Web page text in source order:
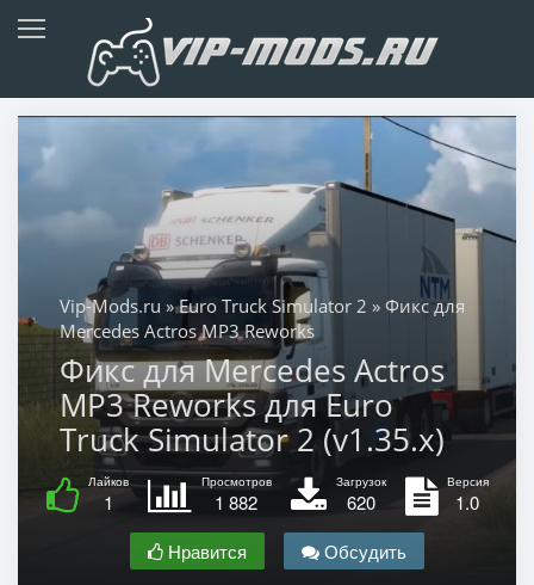
Vip-Mods.ru »Euro Truck Simulator 2 » Фикс для
Mercedes Actros MP3 Reworks
Фикс для Mercedes Actros
MP3 Reworks для Euro
Truck Simulator 2 (v1.35.x)
Лайков
1
Просмотров
1 882
Загрузок
620
Версия
1.0
Нравится
Обсудить